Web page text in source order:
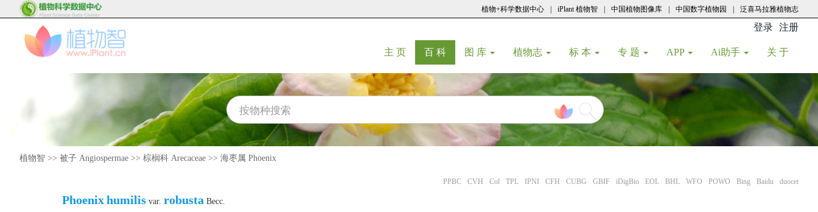
植物+科学数据中心 iPlant 植物智 中国植物图像库 中国数字植物园 泛喜马拉雅植物志
登录 注册
主 页(current)
百 科(current)
图 库 植物志 标 本 专 题 APP Ai助手 关 于
植物智 >> 被子 Angiospermae >> 棕榈科 Arecaceae >> 海枣属 Phoenix
PPBC CVH Col TPL IPNI CFH CUBG GBIF iDigBio EOL BHL WFO POWO Bing Baidu duocet
Phoenixhumilis var. robusta Becc.